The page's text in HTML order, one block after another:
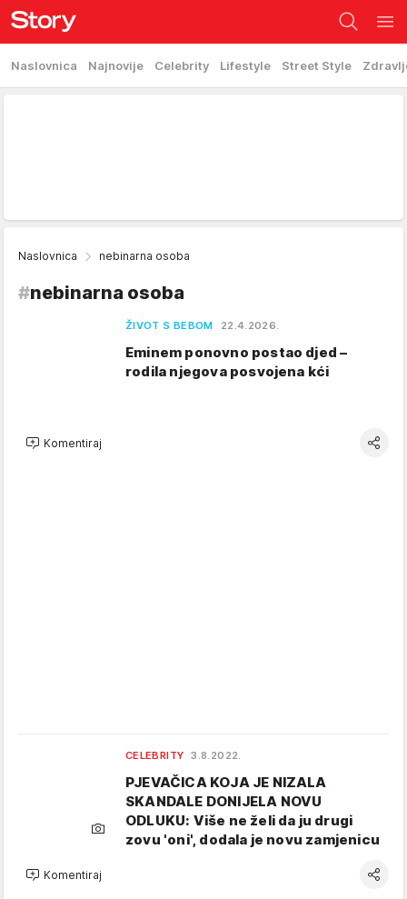
Naslovnica Najnovije Celebrity Lifestyle Street Style
Naslovnica nebinarna osoba
#nebinarna osoba
ŽIVOT S BEBOM 22.4.2026.
Eminem ponovno postao djed –
rodila njegova posvojena kći
Komentiraj
CELEBRITY 3.8.2022.
PJEVAČICA KOJA JE NIZALA
SKANDALE DONIJELA NOVU
ODLUKU: Više ne želi da ju drugi
zovu 'oni', dodala je novu zamjenicu
Komentiraj